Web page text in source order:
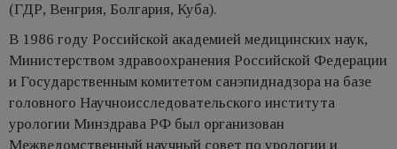
(ГДР, Венгрия, Болгария, Куба).
В 1986 году Российской академией медицинских наук,
Министерством здравоохранения Российской Федерации
и Государственным комитетом санэпиднадзора на базе
головного Научноисследовательского института
урологии Минздрава РФ был организован
Межведомственный научный совет по урологии и